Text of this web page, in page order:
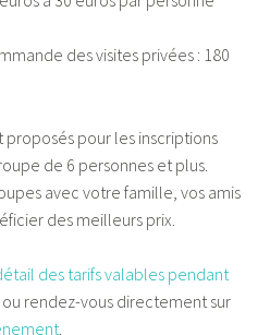
des visites privées : 180
proposés pour les inscriptions
de 6 personnes et plus.
avec votre famille, vos amis
des meilleurs prix.
des tarifs valables pendant
ou rendez-vous directement sur
.